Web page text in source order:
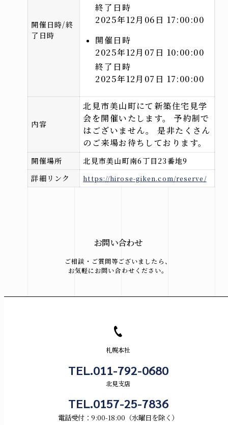
開催日時/終
了日時
終了日時
2025年12月06日 17:00:00
開催日時
2025年12月07日 10:00:00
終了日時
2025年12月07日 17:00:00
内容
北見市美山町にて新築住宅見学
会を開催いたします。 予約制で
はございません。 是非たくさん
のご来場お待ちしております。
開催場所
北見市美山町南6丁目23番地9
詳細リンク
https://hirose-giken.com/reserve/
お問い合わせ
ご相談・ご質問等ございましたら、
お気軽にお問い合わせください。
札幌本社
TEL.011-792-0680
北見支店
TEL.0157-25-7836
電話受付：9:00-18:00（水曜日を除く）
@hirose_giken
@hirosegiken
資料請求はこちら